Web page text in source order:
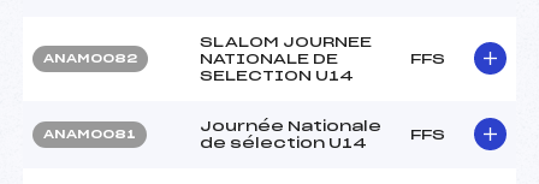
ANAM0082
SLALOM JOURNEE
NATIONALE DE
SELECTION U14
FFS
ANAM0081
Journée Nationale
de sélection U14
FFS